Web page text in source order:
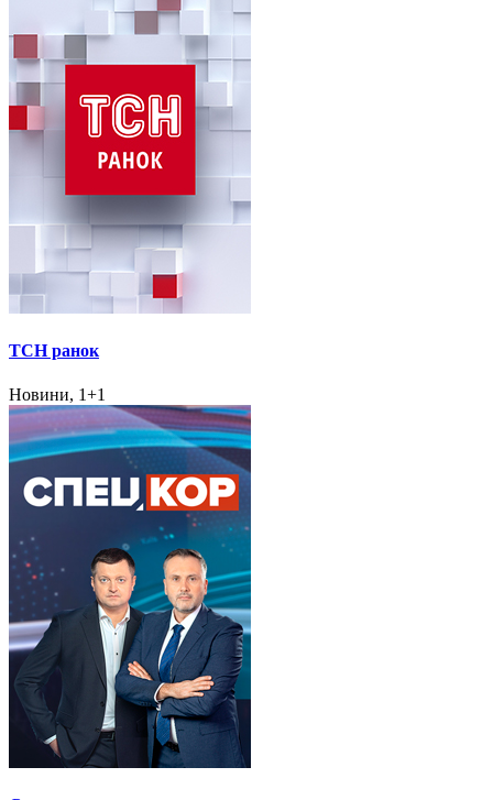
ТСН ранок
Новини, 1+1